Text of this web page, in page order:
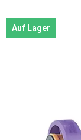
Auf Lager